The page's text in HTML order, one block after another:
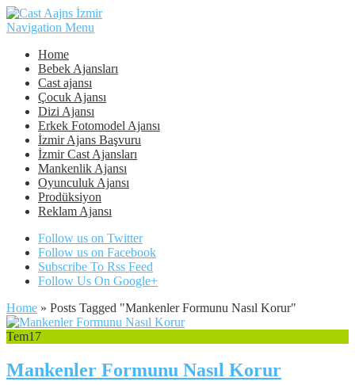
Navigation Menu
Home
Bebek Ajansları
Cast ajansı
Çocuk Ajansı
Dizi Ajansı
Erkek Fotomodel Ajansı
İzmir Ajans Başvuru
İzmir Cast Ajansları
Mankenlik Ajansı
Oyunculuk Ajansı
Prodüksiyon
Reklam Ajansı
Follow us on Twitter
Follow us on Facebook
Subscribe To Rss Feed
Follow Us On Google+
Home » Posts Tagged "Mankenler Formunu Nasıl Korur"
Tem17
Mankenler Formunu Nasıl Korur